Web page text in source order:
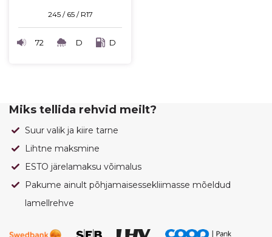
245 / 65 / R17
72 D D
Miks tellida rehvid meilt?
Suur valik ja kiire tarne
Lihtne maksmine
ESTO järelamaksu võimalus
Pakume ainult põhjamaisessekliimasse mõeldud
lamellrehve